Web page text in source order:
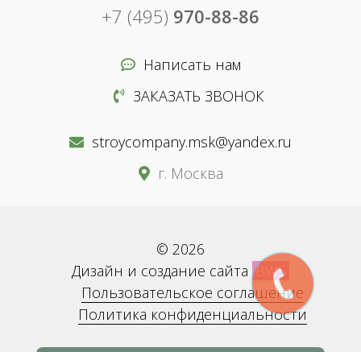
+7 (495) 970-88-86
Написать нам
ЗАКАЗАТЬ ЗВОНОК
stroycompany.msk@yandex.ru
г. Москва
© 2026
Дизайн и создание сайтаBWS
Пользовательское соглашение
Политика конфиденциальности